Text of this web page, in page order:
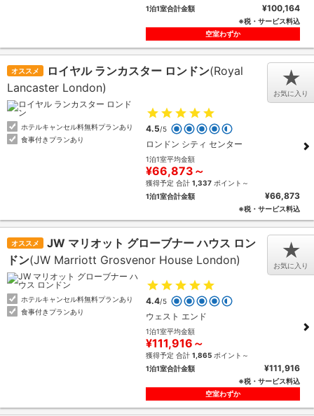
1泊1室合計金額
¥100,164
※税・サービス料込
空室わずか
オススメ ロイヤル ランカスター ロンドン(Royal
Lancaster London)
ホテルキャンセル料無料プランあり
食事付きプランあり
4.5/5
ロンドン シティ センター
1泊1室平均金額
¥66,873～
獲得予定 合計 1,337 ポイント～
1泊1室合計金額
¥66,873
※税・サービス料込
★
お気に入り
オススメ
JW マリオット グローブナー ハウス ロン
ドン(JW Marriott Grosvenor House London)
ホテルキャンセル料無料プランあり
食事付きプランあり
4.4/5
ウェスト エンド
1泊1室平均金額
¥111,916～
獲得予定 合計 1,865 ポイント～
1泊1室合計金額
¥111,916
※税・サービス料込
空室わずか
★
お気に入り